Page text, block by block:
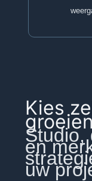
Kies
Studio,
en
uw